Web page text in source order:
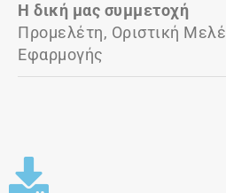
Η δική μας συμμετοχή
Προμελέτη, Οριστική
Εφαρμογής